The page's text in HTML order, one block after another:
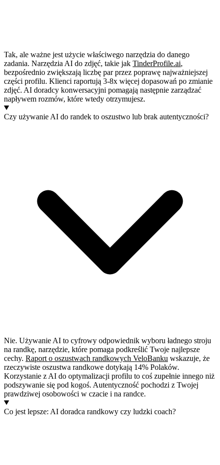
Tak, ale ważne jest użycie właściwego narzędzia do danego
zadania. Narzędzia AI do zdjęć, takie jak TinderProfile.ai,
bezpośrednio zwiększają liczbę par przez poprawę najważniejszej
części profilu. Klienci raportują 3-8x więcej dopasowań po zmianie
zdjęć. AI doradcy konwersacyjni pomagają następnie zarządzać
napływem rozmów, które wtedy otrzymujesz.
Czy używanie AI do randek to oszustwo lub brak autentyczności?
Nie. Używanie AI to cyfrowy odpowiednik wyboru ładnego stroju
na randkę, narzędzie, które pomaga podkreślić Twoje najlepsze
cechy. Raport o oszustwach randkowych VeloBanku wskazuje, że
rzeczywiste oszustwa randkowe dotykają 14% Polaków.
Korzystanie z AI do optymalizacji profilu to coś zupełnie innego niż
podszywanie się pod kogoś. Autentyczność pochodzi z Twojej
prawdziwej osobowości w czacie i na randce.
Co jest lepsze: AI doradca randkowy czy ludzki coach?